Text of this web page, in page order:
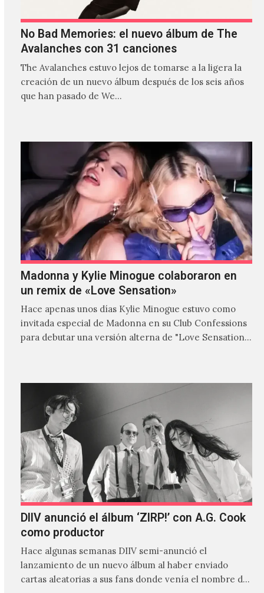
No Bad Memories: el nuevo álbum de The
Avalanches con 31 canciones
The Avalanches estuvo lejos de tomarse a la ligera la
creación de un nuevo álbum después de los seis años
que han pasado de We…
Madonna y Kylie Minogue colaboraron en
un remix de «Love Sensation»
Hace apenas unos días Kylie Minogue estuvo como
invitada especial de Madonna en su Club Confessions
para debutar una versión alterna de "Love Sensation",
DIIV anunció el álbum ‘ZIRP!’ con A.G. Cook
como productor
Hace algunas semanas DIIV semi-anunció el
lanzamiento de un nuevo álbum al haber enviado
cartas aleatorias a sus fans donde venía el nombre de